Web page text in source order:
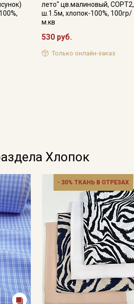
лето" цв.малиновый, СОРТ2,
ш.1.5м, хлопок-100%, 100гр/
м.кв
530 руб.
Только онлайн-заказ
Хлопок
- 30% ТКАНЬ В ОТРЕЗАХ